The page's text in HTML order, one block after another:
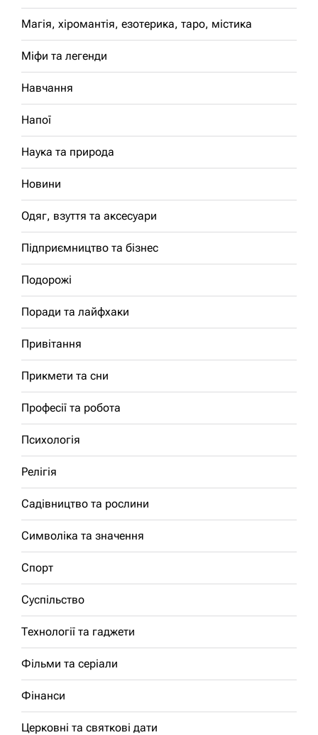
Магія, хіромантія, езотерика, таро, містика
Міфи та легенди
Навчання
Напої
Наука та природа
Новини
Одяг, взуття та аксесуари
Підприємництво та бізнес
Подорожі
Поради та лайфхаки
Привітання
Прикмети та сни
Професії та робота
Психологія
Релігія
Садівництво та рослини
Символіка та значення
Спорт
Суспільство
Технології та гаджети
Фільми та серіали
Фінанси
Церковні та святкові дати